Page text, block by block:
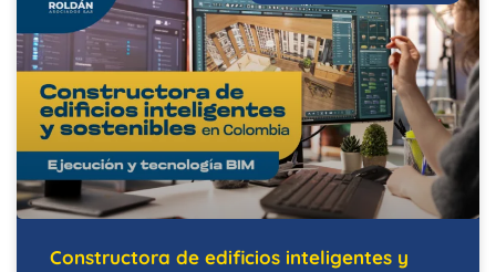
Constructora de edificios inteligentes y